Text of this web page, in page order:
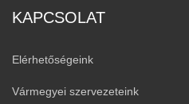
KAPCSOLAT
Elérhetőségeink
Vármegyei szervezeteink